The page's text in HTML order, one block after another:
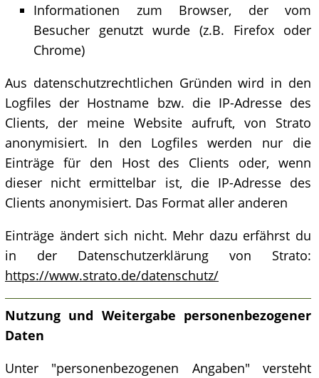
Informationen zum Browser, der vom
Besucher genutzt wurde (z.B. Firefox oder
Chrome)
Aus datenschutzrechtlichen Gründen wird in den
Logfiles der Hostname bzw. die IP-Adresse des
Clients, der meine Website aufruft, von Strato
anonymisiert. In den Logfiles werden nur die
Einträge für den Host des Clients oder, wenn
dieser nicht ermittelbar ist, die IP-Adresse des
Clients anonymisiert. Das Format aller anderen
Einträge ändert sich nicht. Mehr dazu erfährst du
in der Datenschutzerklärung von Strato:
https://www.strato.de/datenschutz/
Nutzung und Weitergabe personenbezogener
Daten
Unter "personenbezogenen Angaben" versteht